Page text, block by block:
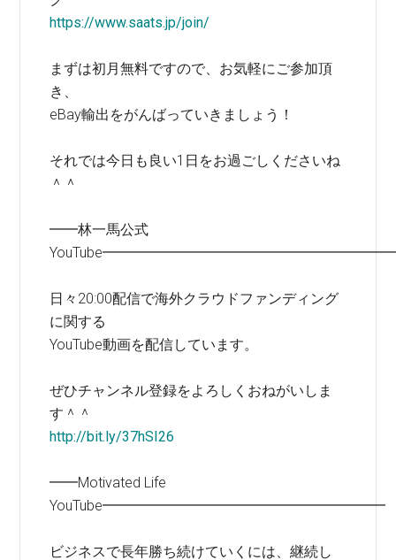
https://www.saats.jp/join/
まずは初月無料ですので、お気軽にご参加頂
き、
eBay輸出をがんばっていきましょう！
それでは今日も良い1日をお過ごしくださいね
＾＾
━━林一馬公式
日々20:00配信で海外クラウドファンディング
に関する
YouTube動画を配信しています。
ぜひチャンネル登録をよろしくおねがいしま
す＾＾
http://bit.ly/37hSI26
━━Motivated Life
YouTube━━━━━━━━━━━━━━━━━━━━
ビジネスで長年勝ち続けていくには、継続し